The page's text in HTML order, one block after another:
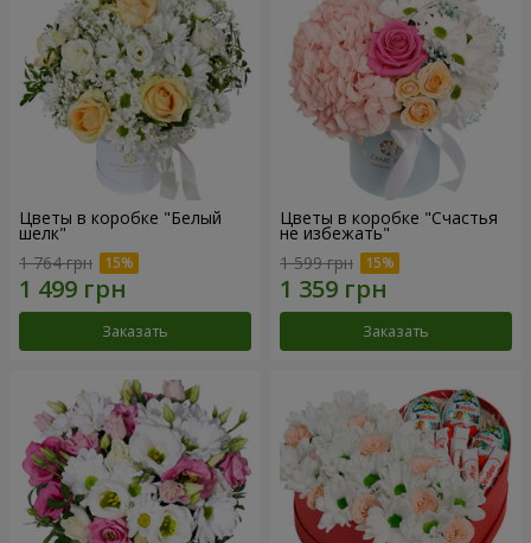
Цветы в коробке "Белый
шелк"
1 764 грн
Заказать
Цветы в коробке "Счастья
не избежать"
1 599 грн
Заказать